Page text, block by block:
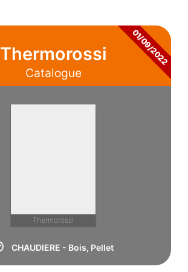
Thermorossi
Catalogue
Thermorossi
CHAUDIERE - Bois, Pellet
01/09/2022